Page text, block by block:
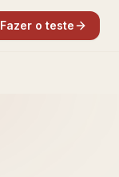
Fazer o teste